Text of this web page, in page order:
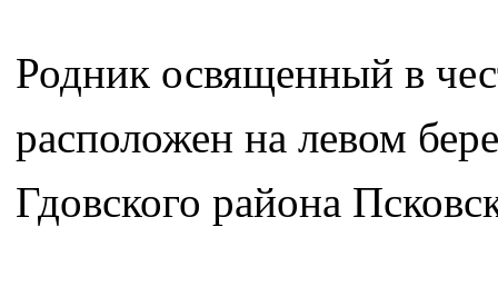
Родник освященный в
расположен на левом
Гдовского района